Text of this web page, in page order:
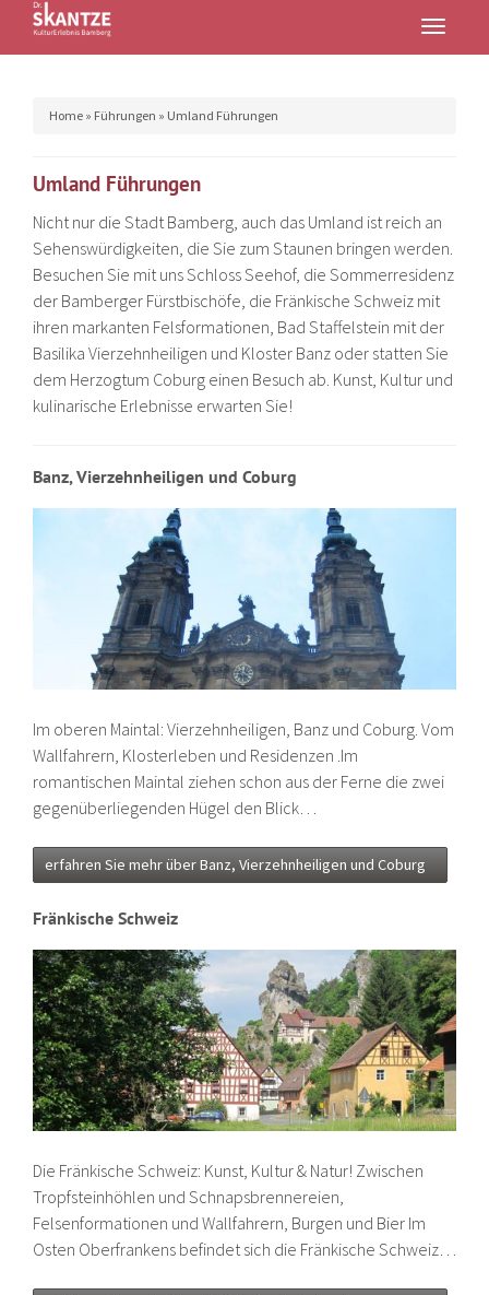
Toggle
Home » Führungen » Umland Führungen
Umland Führungen
Nicht nur die Stadt Bamberg, auch das Umland ist reich an
Sehenswürdigkeiten, die Sie zum Staunen bringen werden.
Besuchen Sie mit uns Schloss Seehof, die Sommerresidenz
der Bamberger Fürstbischöfe, die Fränkische Schweiz mit
ihren markanten Felsformationen, Bad Staffelstein mit der
Basilika Vierzehnheiligen und Kloster Banz oder statten Sie
dem Herzogtum Coburg einen Besuch ab. Kunst, Kultur und
kulinarische Erlebnisse erwarten Sie!
Banz, Vierzehnheiligen und Coburg
Im oberen Maintal: Vierzehnheiligen, Banz und Coburg. Vom
Wallfahrern, Klosterleben und Residenzen .Im
romantischen Maintal ziehen schon aus der Ferne die zwei
gegenüberliegenden Hügel den Blick…
erfahren Sie mehr über Banz, Vierzehnheiligen und Coburg
Fränkische Schweiz
Die Fränkische Schweiz: Kunst, Kultur & Natur! Zwischen
Tropfsteinhöhlen und Schnapsbrennereien,
Felsenformationen und Wallfahrern, Burgen und Bier Im
Osten Oberfrankens befindet sich die Fränkische Schweiz…